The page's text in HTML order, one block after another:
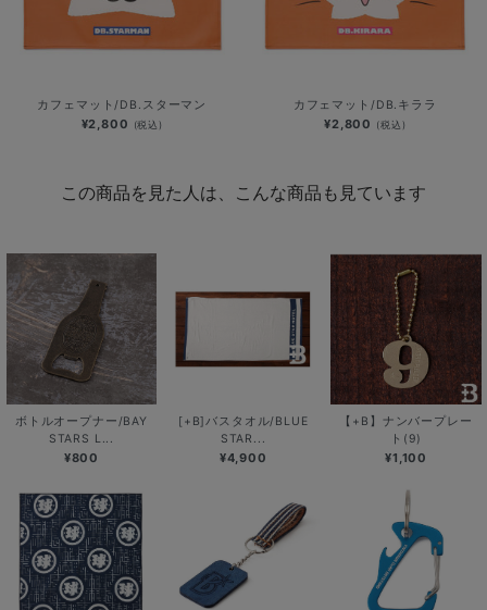
カフェマット/DB.スターマン
¥2,800 (税込)
カフェマット/DB.キララ
¥2,800 (税込)
この商品を見た人は、こんな商品も見ています
ボトルオープナー/BAY
STARS L...
¥800
[+B]バスタオル/BLUE
STAR...
¥4,900
【+B】ナンバープレー
ト(9)
¥1,100